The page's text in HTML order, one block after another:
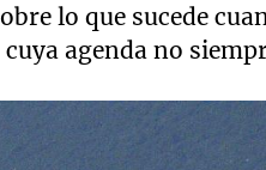
lo que sucede
agenda no